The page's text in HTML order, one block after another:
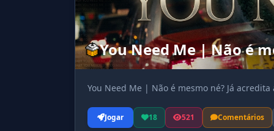
You Need Me | Não é
You Need Me | Não é mesmo né? Já acredita
Jogar 18 521 Comentários